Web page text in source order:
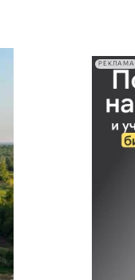
РЕКЛАМА